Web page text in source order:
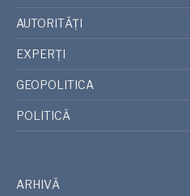
AUTORITĂȚI
EXPERȚI
GEOPOLITICA
POLITICĂ
ARHIVĂ